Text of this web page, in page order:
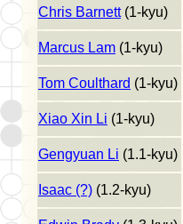
Chris Barnett(1-kyu)
Marcus Lam (1-kyu)
Tom Coulthard (1-kyu)
Xiao Xin Li (1-kyu)
Gengyuan Li (1.1-kyu)
Isaac (?) (1.2-kyu)